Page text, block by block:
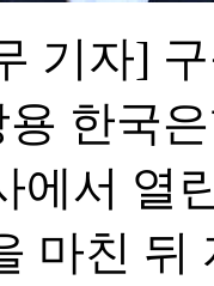
기자]
한국
에서 열
마친 뒤